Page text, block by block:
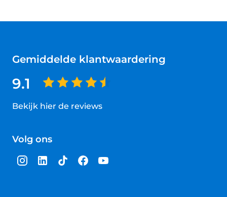
Gemiddelde klantwaardering
9.1
Bekijk hier de reviews
van
sterren
Volg ons